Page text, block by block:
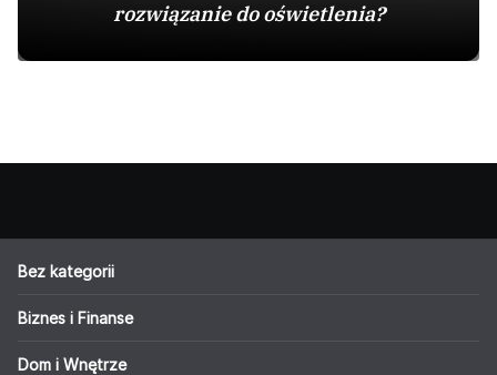
rozwiązanie do oświetlenia?
Bez kategorii
Biznes i Finanse
Dom i Wnętrze